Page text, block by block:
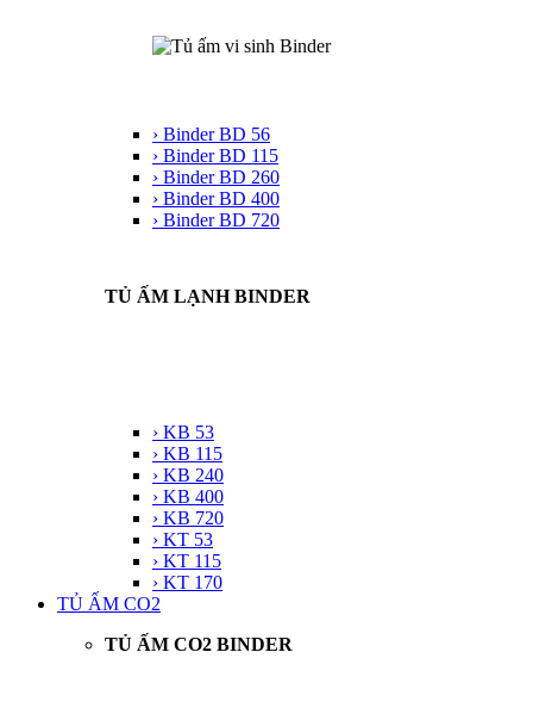
› Binder BD 56
› Binder BD 115
› Binder BD 260
› Binder BD 400
› Binder BD 720
TỦ ẤM LẠNH BINDER
› KB 53
› KB 115
› KB 240
› KB 400
› KB 720
› KT 53
› KT 115
› KT 170
TỦ ẤM CO2
TỦ ẤM CO2 BINDER